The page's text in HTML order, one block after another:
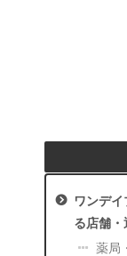
ワンデ
る店舗・
薬局